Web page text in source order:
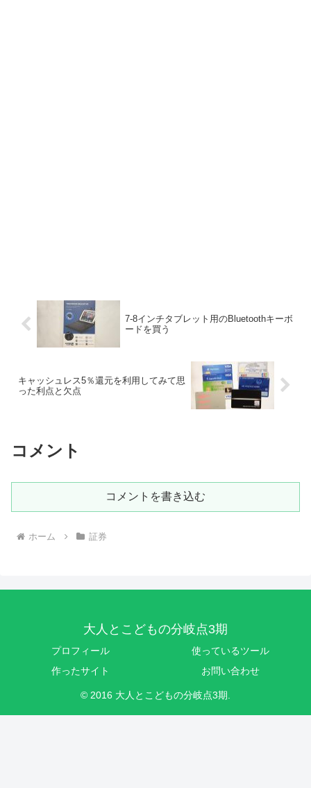
7-8インチタブレット用のBluetoothキーボ
ードを買う
キャッシュレス5％還元を利用してみて思
った利点と欠点
コメント
コメントを書き込む
ホーム 証券
大人とこどもの分岐点3期
プロフィール
使っているツール
作ったサイト
お問い合わせ
© 2016 大人とこどもの分岐点3期.